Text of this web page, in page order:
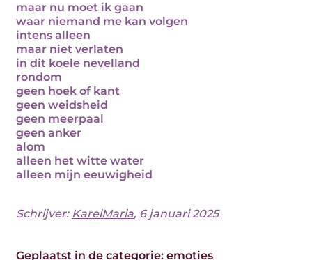
maar nu moet ik gaan
waar niemand me kan volgen
intens alleen
maar niet verlaten
in dit koele nevelland
rondom
geen hoek of kant
geen weidsheid
geen meerpaal
geen anker
alom
alleen het witte water
alleen mijn eeuwigheid
Schrijver: KarelMaria, 6 januari 2025
Geplaatst in de categorie: emoties